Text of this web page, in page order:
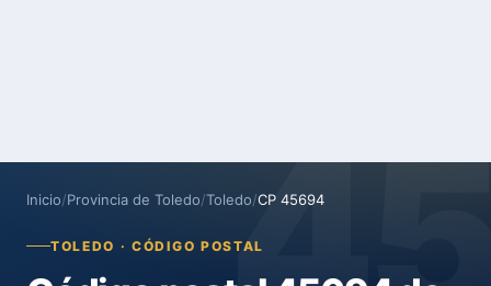
Inicio/Provincia de Toledo/Toledo/CP 45694
TOLEDO · CÓDIGO POSTAL